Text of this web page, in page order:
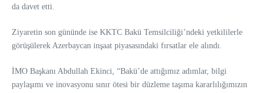
da davet etti.
Ziyaretin son gününde ise KKTC Bakü Temsilciliği’ndeki yetkililerle
görüşülerek Azerbaycan inşaat piyasasındaki fırsatlar ele alındı.
İMO Başkanı Abdullah Ekinci, “Bakü’de attığımız adımlar, bilgi
paylaşımı ve inovasyonu sınır ötesi bir düzleme taşıma kararlılığımızın